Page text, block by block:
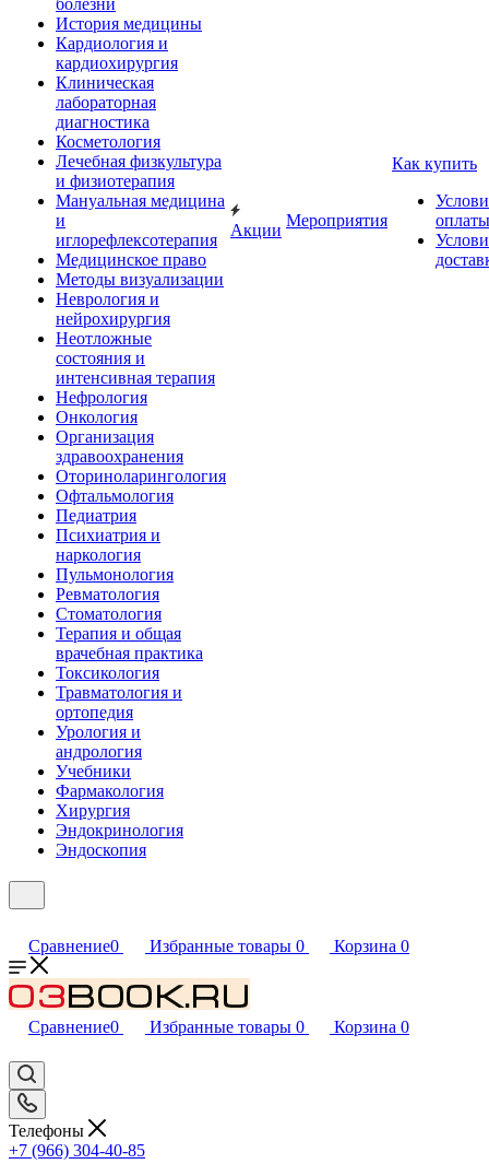
болезни
История медицины
Кардиология и
кардиохирургия
Клиническая
лабораторная
диагностика
Косметология
Лечебная физкультура
и физиотерапия
Мануальная медицина
и
иглорефлексотерапия
Медицинское право
Методы визуализации
Неврология и
нейрохирургия
Неотложные
состояния и
интенсивная терапия
Нефрология
Онкология
Организация
здравоохранения
Оториноларингология
Офтальмология
Педиатрия
Психиатрия и
наркология
Пульмонология
Ревматология
Стоматология
Терапия и общая
врачебная практика
Токсикология
Травматология и
ортопедия
Урология и
андрология
Учебники
Фармакология
Хирургия
Эндокринология
Эндоскопия
Акции
Мероприятия
Как купить
оплаты
Сравнение0 Избранные товары 0 Корзина 0
Сравнение0 Избранные товары 0 Корзина 0
Телефоны
+7 (966) 304-40-85